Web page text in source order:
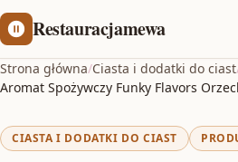
Restauracjamewa
Strona główna/Ciasta i dodatki do ciast
Aromat Spożywczy Funky Flavors
CIASTA I DODATKI DO CIAST